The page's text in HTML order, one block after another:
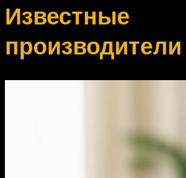
Известные
производители